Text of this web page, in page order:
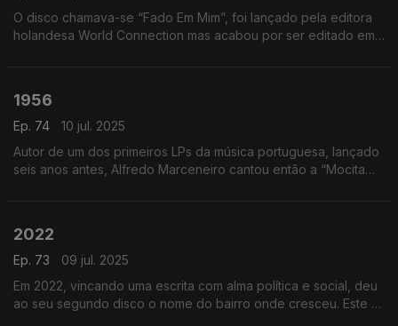
O disco chamava-se “Fado Em Mim”, foi lançado pela editora
holandesa World Connection mas acabou por ser editado em
1956
Ep. 74
10 jul. 2025
Autor de um dos primeiros LPs da música portuguesa, lançado
seis anos antes, Alfredo Marceneiro cantou então a “Mocita
2022
Ep. 73
09 jul. 2025
Em 2022, vincando uma escrita com alma política e social, deu
ao seu segundo disco o nome do bairro onde cresceu. Este é